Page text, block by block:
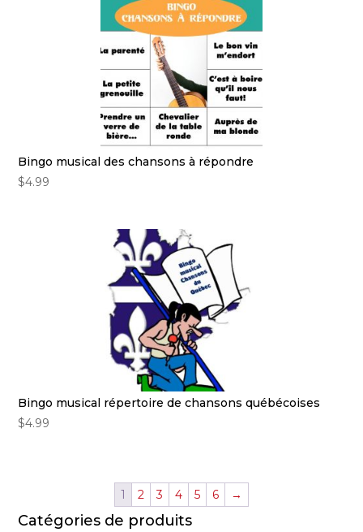
Bingo musical des chansons à répondre
$4.99
Bingo musical répertoire de chansons québécoises
$4.99
1 2 3 4 5 6 →
Catégories de produits